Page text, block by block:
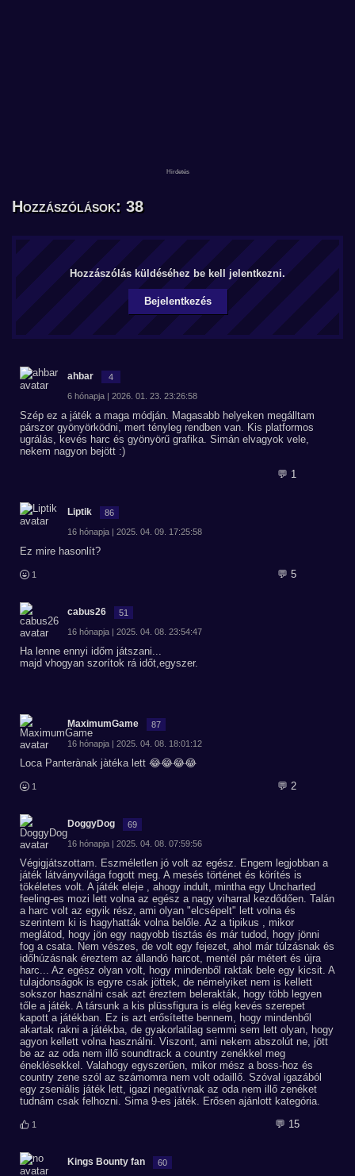
Hozzászólások: 38
Hozzászólás küldéséhez be kell jelentkezni.
Bejelentkezés
ahbar 4
6 hónapja | 2026. 01. 23. 23:26:58
Szép ez a játék a maga módján. Magasabb helyeken megálltam
párszor gyönyörködni, mert tényleg rendben van. Kis platformos
ugrálás, kevés harc és gyönyörű grafika. Simán elvagyok vele,
nekem nagyon bejött :)
💬 1
Liptik 86
16 hónapja | 2025. 04. 09. 17:25:58
Ez mire hasonlít?
1 💬 5
cabus26 51
16 hónapja | 2025. 04. 08. 23:54:47
Ha lenne ennyi időm játszani...
majd vhogyan szorítok rá időt,egyszer.
MaximumGame 87
16 hónapja | 2025. 04. 08. 18:01:12
Loca Panterànak jàtéka lett 😂😂😂😂
1 💬 2
DoggyDog 69
16 hónapja | 2025. 04. 08. 07:59:56
Végigjátszottam. Eszméletlen jó volt az egész. Engem legjobban a
játék látványvilága fogott meg. A mesés történet és körítés is
tökéletes volt. A játék eleje , ahogy indult, mintha egy Uncharted
feeling-es mozi lett volna az egész a nagy viharral kezdődően. Talán
a harc volt az egyik rész, ami olyan "elcsépelt" lett volna és
szerintem ki is hagyhatták volna belőle. Az a tipikus , mikor
meglátod, hogy jön egy nagyobb tisztás és már tudod, hogy jönni
fog a csata. Nem vészes, de volt egy fejezet, ahol már túlzásnak és
időhúzásnak éreztem az állandó harcot, mentél pár métert és újra
harc... Az egész olyan volt, hogy mindenből raktak bele egy kicsit. A
tulajdonságok is egyre csak jöttek, de némelyiket nem is kellett
sokszor használni csak azt éreztem belerakták, hogy több legyen
tőle a játék. A társunk a kis plüssfigura is elég kevés szerepet
kapott a játékban. Ez is azt erősítette bennem, hogy mindenből
akartak rakni a játékba, de gyakorlatilag semmi sem lett olyan, hogy
agyon kellett volna használni. Viszont, ami nekem abszolút ne, jött
be az az oda nem illő soundtrack a country zenékkel meg
éneklésekkel. Valahogy egyszerűen, mikor mész a boss-hoz és
country zene szól az számomra nem volt odaillő. Szóval igazából
egy zseniális játék lett, igazi negatívnak az oda nem illő zenéket
tudnám csak felhozni. Sima 9-es játék. Erősen ajánlott kategória.
1 💬 15
Kings Bounty fan 60